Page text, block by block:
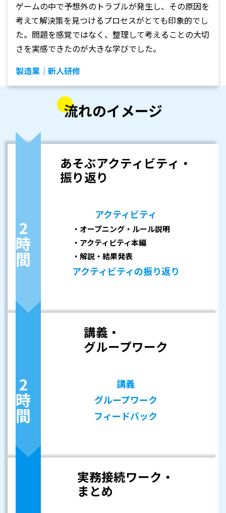
ゲームの中で予想外のトラブルが発生し、その原因を
考えて解決策を見つけるプロセスがとても印象的でし
た。問題を感覚ではなく、整理して考えることの大切
さを実感できたのが大きな学びでした。
製造業｜新人研修
流れのイメージ
あそぶアクティビティ・
振り返り
2時間
アクティビティ
・オープニング・ルール説明
・アクティビティ本編
・解説・結果発表
アクティビティの振り返り
講義・
グループワーク
2時間
講義
グループワーク
フィードバック
実務接続ワーク・
まとめ